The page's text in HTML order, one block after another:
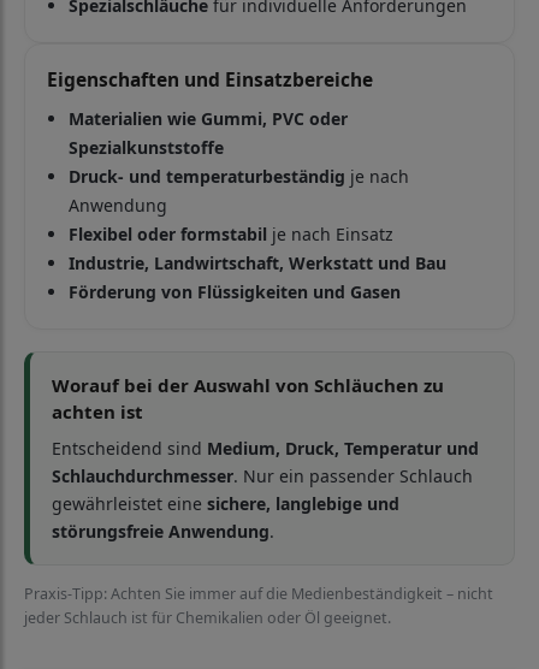
Spezialschläuche für individuelle Anforderungen
Eigenschaften und Einsatzbereiche
Materialien wie Gummi, PVC oder
Spezialkunststoffe
Druck- und temperaturbeständig je nach
Anwendung
Flexibel oder formstabil je nach Einsatz
Industrie, Landwirtschaft, Werkstatt und Bau
Förderung von Flüssigkeiten und Gasen
Worauf bei der Auswahl von Schläuchen zu
achten ist
Entscheidend sind Medium, Druck, Temperatur und
Schlauchdurchmesser. Nur ein passender Schlauch
gewährleistet eine sichere, langlebige und
störungsfreie Anwendung.
Praxis-Tipp: Achten Sie immer auf die Medienbeständigkeit – nicht
jeder Schlauch ist für Chemikalien oder Öl geeignet.